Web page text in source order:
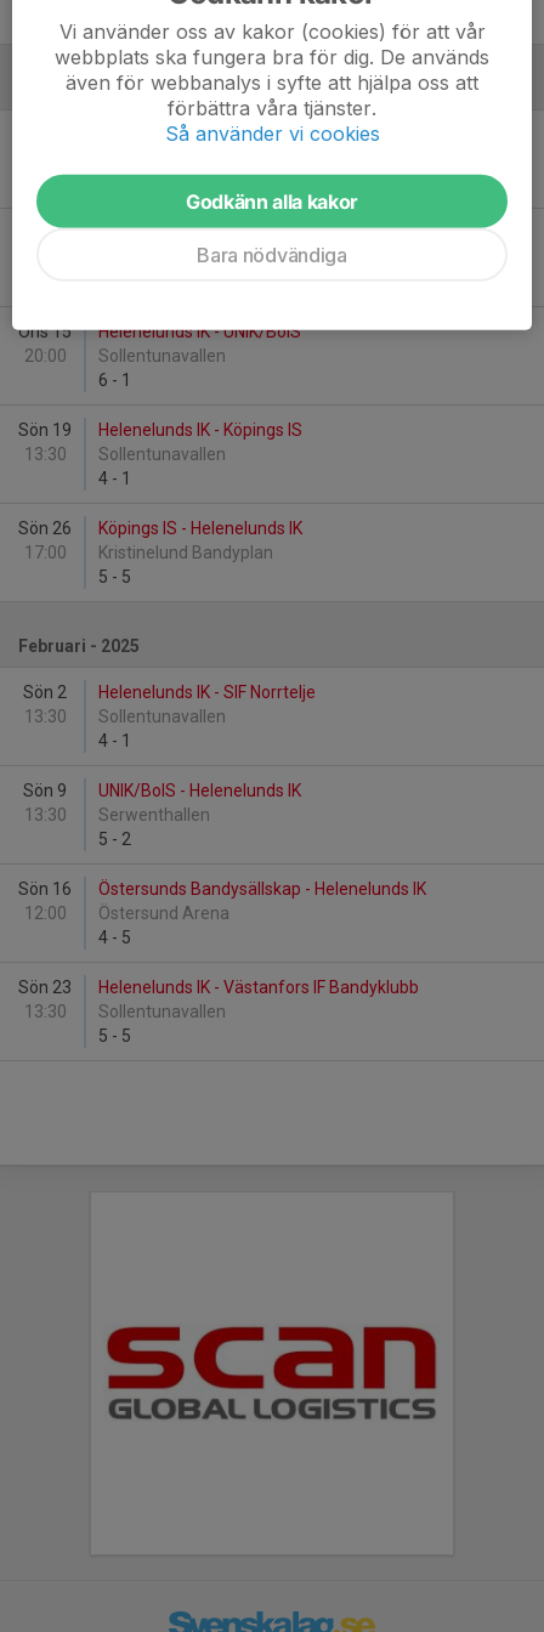
Januari - 2025
Västanfors IF Bandyklubb - Helenelunds IK
Sön 12
Helenelunds IK - Järvsö Bandy
Sollentunavallen
Ons 15
20:00
Helenelunds IK - UNIK/BoIS
Sollentunavallen
6 - 1
Sön 19
13:30
Helenelunds IK - Köpings IS
Sollentunavallen
4 - 1
Sön 26
17:00
Köpings IS - Helenelunds IK
Kristinelund Bandyplan
5 - 5
Februari - 2025
Sön 2
13:30
Helenelunds IK - SIF Norrtelje
Sollentunavallen
4 - 1
Sön 9
13:30
UNIK/BoIS - Helenelunds IK
Serwenthallen
5 - 2
Sön 16
12:00
Östersunds Bandysällskap - Helenelunds IK
Östersund Arena
4 - 5
Sön 23
13:30
Helenelunds IK - Västanfors IF Bandyklubb
Sollentunavallen
5 - 5
Vi använder oss av kakor (cookies) för att vår
webbplats ska fungera bra för dig. De används
även för webbanalys i syfte att hjälpa oss att
förbättra våra tjänster.
Så använder vi cookies
Godkänn alla kakor
Bara nödvändiga